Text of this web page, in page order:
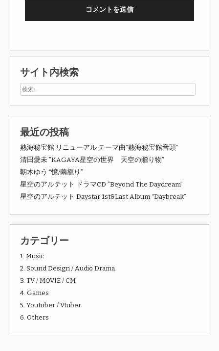
サイト内検索
最近の投稿
熱海秘宝館 リニューアル テーマ曲”熱海秘宝館音頭”
清田愛未 ”KAGAYA星空の世界 天空の贈り物”
朝木ゆう “憶/繭籠り”
星空のアルテット ドラマCD ”Beyond The Daydream”
星空のアルテット Daystar 1st&Last Album “Daybreak”
カテゴリー
1. Music
2. Sound Design / Audio Drama
3. TV / MOVIE / CM
4. Games
5. Youtuber / Vtuber
6. Others